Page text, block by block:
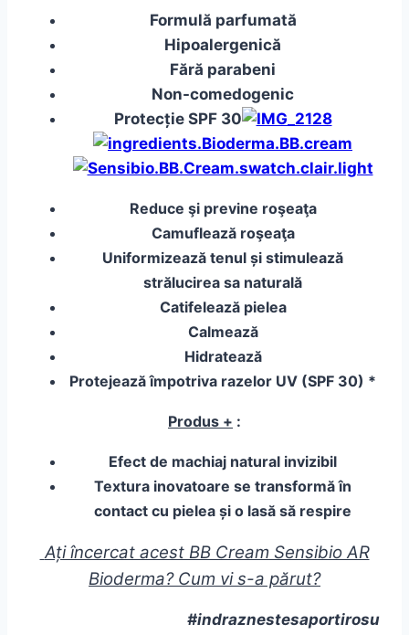
Formulă parfumată
Hipoalergenică
Fără parabeni
Non-comedogenic
Protecție SPF 30
Reduce şi previne roşeaţa
Camuflează roşeaţa
Uniformizează tenul și stimulează
strălucirea sa naturală
Catifelează pielea
Calmează
Hidratează
Protejează împotriva razelor UV (SPF 30) *
Produs + :
Efect de machiaj natural invizibil
Textura inovatoare se transformă în
contact cu pielea și o lasă să respire
Ați încercat acest BB Cream Sensibio AR
Bioderma? Cum vi s-a părut?
#indraznestesaportirosu